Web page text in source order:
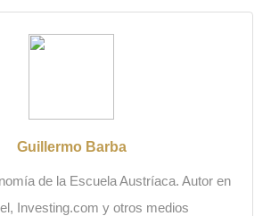
Guillermo Barba
de la Escuela Austríaca. Autor en
Investing.com y otros medios